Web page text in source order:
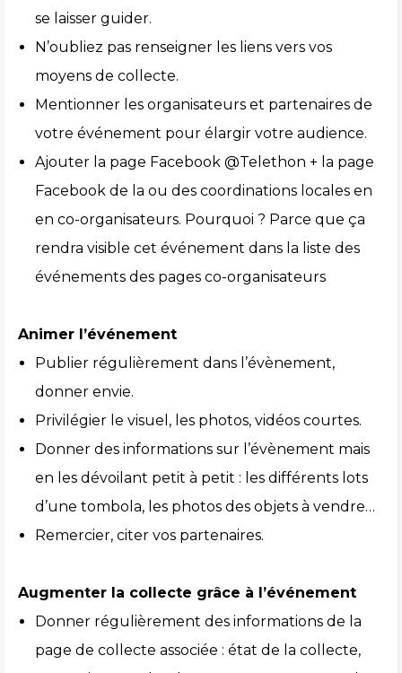
se laisser guider.
N’oubliez pas renseigner les liens vers vos
moyens de collecte.
Mentionner les organisateurs et partenaires de
votre événement pour élargir votre audience.
Ajouter la page Facebook @Telethon + la page
Facebook de la ou des coordinations locales en
en co-organisateurs. Pourquoi ? Parce que ça
rendra visible cet événement dans la liste des
événements des pages co-organisateurs
Animer l’événement
Publier régulièrement dans l’évènement,
donner envie.
Privilégier le visuel, les photos, vidéos courtes.
Donner des informations sur l’évènement mais
en les dévoilant petit à petit : les différents lots
d’une tombola, les photos des objets à vendre…
Remercier, citer vos partenaires.
Augmenter la collecte grâce à l’événement
Donner régulièrement des informations de la
page de collecte associée : état de la collecte,